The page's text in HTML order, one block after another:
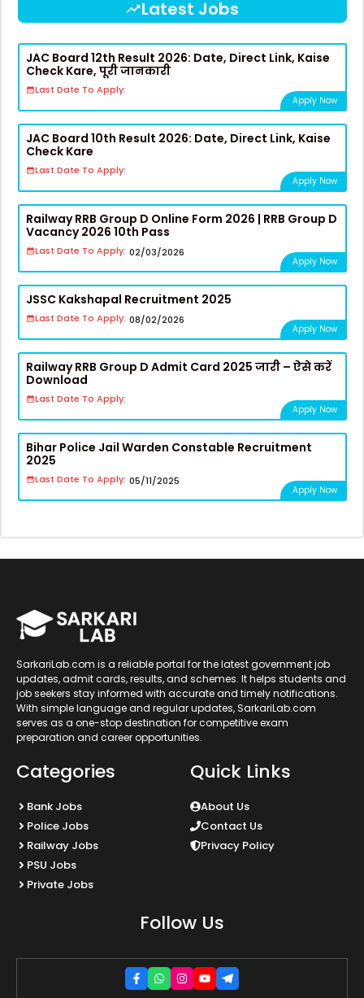
Latest Jobs
JAC Board 12th Result 2026: Date, Direct Link, Kaise
Check Kare, पूरी जानकारी
Last Date To Apply:
Apply Now
JAC Board 10th Result 2026: Date, Direct Link, Kaise
Check Kare
Last Date To Apply:
Apply Now
Railway RRB Group D Online Form 2026 | RRB Group D
Vacancy 2026 10th Pass
Last Date To Apply: 02/03/2026
Apply Now
JSSC Kakshapal Recruitment 2025
Last Date To Apply: 08/02/2026
Apply Now
Railway RRB Group D Admit Card 2025 जारी – ऐसे करें
Download
Last Date To Apply:
Apply Now
Bihar Police Jail Warden Constable Recruitment
2025
Last Date To Apply: 05/11/2025
Apply Now
SarkariLab.com is a reliable portal for the latest government job
updates, admit cards, results, and schemes. It helps students and
job seekers stay informed with accurate and timely notifications.
With simple language and regular updates, SarkariLab.com
serves as a one-stop destination for competitive exam
preparation and career opportunities.
Categories
Bank Jobs
Police Jobs
Railway Jobs
PSU Jobs
Private Jobs
Quick Links
About Us
Contact Us
Privacy Policy
Follow Us